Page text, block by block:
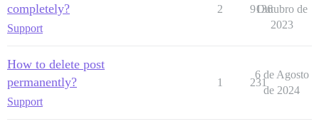
completely?
Support
2 9136
Outubro de
2023
How to delete post
permanently?
Support
1 231
6 de Agosto
de 2024